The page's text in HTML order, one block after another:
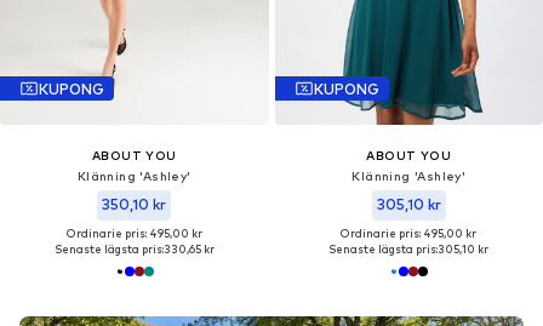
KUPONG
ABOUT YOU
Klänning 'Ashley'
350,10 kr
Ordinarie pris: 495,00 kr
Senaste lägsta pris:330,65 kr
KUPONG
ABOUT YOU
Klänning 'Ashley'
305,10 kr
Ordinarie pris: 495,00 kr
Senaste lägsta pris:305,10 kr